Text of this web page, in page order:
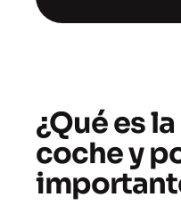
¿Qué es
coche y